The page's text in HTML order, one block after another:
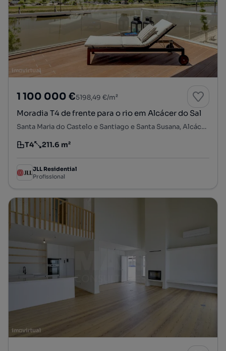
1 100 000 €5198,49 €/m²
Moradia T4 de frente para o rio em Alcácer do Sal
Santa Maria do Castelo e Santiago e Santa Susana, Alcácer do Sal, Setúbal
Tipologia
T4
Preço por metro quadrado
211.6 m²
JLL Residential
Profissional